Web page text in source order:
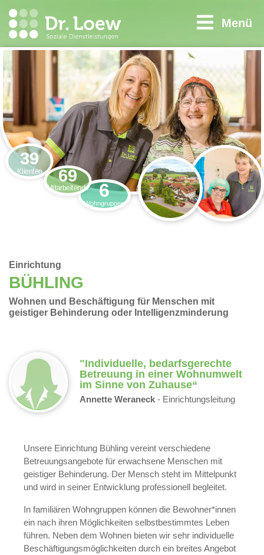
Menü
39
Klienten 69
Mitarbeitende 6
Wohngruppen
Einrichtung
BÜHLING
Wohnen und Beschäftigung für Menschen mit
geistiger Behinderung oder Intelligenzminderung
"Individuelle, bedarfsgerechte
Betreuung in einer Wohnumwelt
im Sinne von Zuhause“
Annette Weraneck - Einrichtungsleitung
Unsere Einrichtung Bühling vereint verschiedene
Betreuungsangebote für erwachsene Menschen mit
geistiger Behinderung. Der Mensch steht im Mittelpunkt
und wird in seiner Entwicklung professionell begleitet.
In familiären Wohngruppen können die Bewohner*innen
ein nach ihren Möglichkeiten selbstbestimmtes Leben
führen. Neben dem Wohnen bieten wir sehr individuelle
Beschäftigungsmöglichkeiten durch ein breites Angebot